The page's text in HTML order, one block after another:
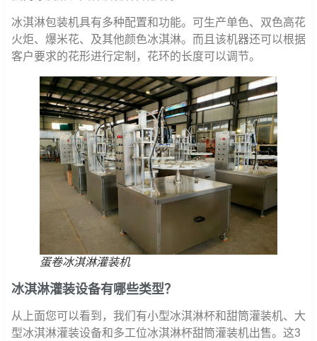
冰淇淋包装机具有多种配置和功能。可生产单色、双色高花
火炬、爆米花、及其他颜色冰淇淋。而且该机器还可以根据
客户要求的花形进行定制，花环的长度可以调节。
蛋卷冰淇淋灌装机
冰淇淋灌装设备有哪些类型？
从上面您可以看到，我们有小型冰淇淋杯和甜筒灌装机、大
型冰淇淋灌装设备和多工位冰淇淋杯甜筒灌装机出售。这3